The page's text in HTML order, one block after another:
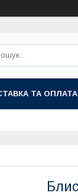
ТА ОПЛАТА